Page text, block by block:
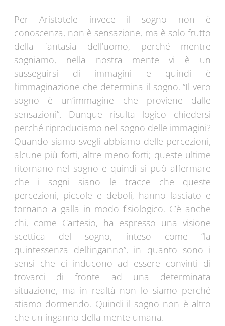
Per Aristotele invece il sogno non è
conoscenza, non è sensazione, ma è solo frutto
della fantasia dell’uomo, perché mentre
sogniamo, nella nostra mente vi è un
susseguirsi di immagini e quindi è
l’immaginazione che determina il sogno. “Il vero
sogno è un’immagine che proviene dalle
sensazioni”. Dunque risulta logico chiedersi
perché riproduciamo nel sogno delle immagini?
Quando siamo svegli abbiamo delle percezioni,
alcune più forti, altre meno forti; queste ultime
ritornano nel sogno e quindi si può affermare
che i sogni siano le tracce che queste
percezioni, piccole e deboli, hanno lasciato e
tornano a galla in modo fisiologico. C’è anche
chi, come Cartesio, ha espresso una visione
scettica del sogno, inteso come “la
quintessenza dell’inganno”, in quanto sono i
sensi che ci inducono ad essere convinti di
trovarci di fronte ad una determinata
situazione, ma in realtà non lo siamo perché
stiamo dormendo. Quindi il sogno non è altro
che un inganno della mente umana.